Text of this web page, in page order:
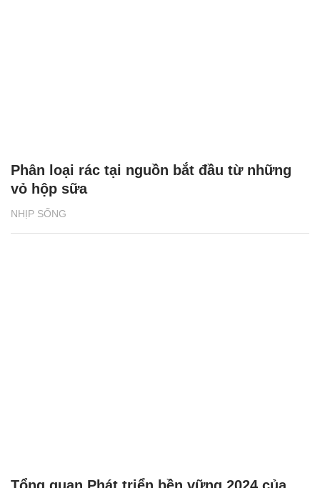
NHỊP SỐNG
Phân loại rác tại nguồn bắt đầu từ những
vỏ hộp sữa